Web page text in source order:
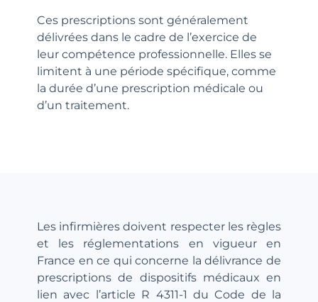
Ces prescriptions sont généralement
délivrées dans le cadre de l’exercice de
leur compétence professionnelle. Elles se
limitent à une période spécifique, comme
la durée d’une prescription médicale ou
d’un traitement.
Les infirmières doivent respecter les règles
et les réglementations en vigueur en
France en ce qui concerne la délivrance de
prescriptions de dispositifs médicaux en
lien avec l’article R 4311-1 du Code de la